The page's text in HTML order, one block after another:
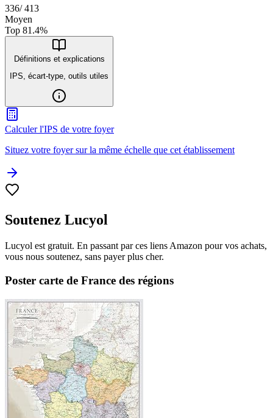
336/413
Moyen
Top 81.4%
Définitions et explications
IPS, écart-type, outils utiles
Calculer l'IPS de votre foyer
Situez votre foyer sur la même échelle que cet établissement
Soutenez Lucyol
Lucyol est gratuit. En passant par ces liens Amazon pour vos achats,
vous nous soutenez, sans payer plus cher.
Poster carte de France des régions